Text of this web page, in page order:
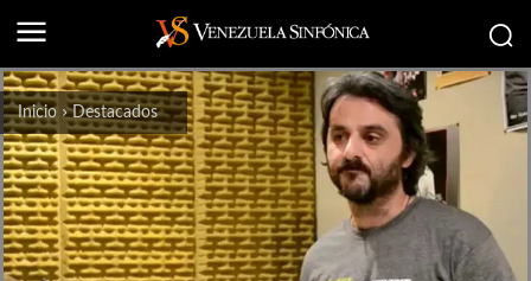
Inicio Destacados